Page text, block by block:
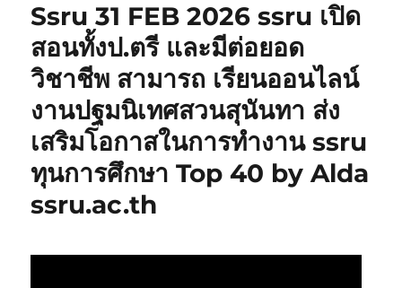
Ssru 31 FEB 2026 ssru เปิด
สอนทั้งป.ตรี และมีต่อยอด
วิชาชีพ สามารถ เรียนออนไลน์
งานปฐมนิเทศสวนสุนันทา ส่ง
เสริมโอกาสในการทำงาน ssru
ทุนการศึกษา Top 40 by Alda
ssru.ac.th